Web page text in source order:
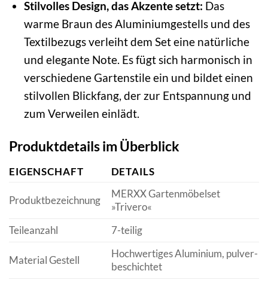
Stilvolles Design, das Akzente setzt: Das
warme Braun des Aluminiumgestells und des
Textilbezugs verleiht dem Set eine natürliche
und elegante Note. Es fügt sich harmonisch in
verschiedene Gartenstile ein und bildet einen
stilvollen Blickfang, der zur Entspannung und
zum Verweilen einlädt.
Produktdetails im Überblick
EIGENSCHAFT DETAILS
Produktbezeichnung
MERXX Gartenmöbelset
»Trivero«
Teileanzahl
7-teilig
Material Gestell
Hochwertiges Aluminium, pulver­
beschichtet